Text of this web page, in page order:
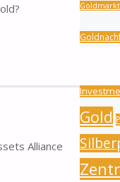
Alliance
Goldmarkt
Gold